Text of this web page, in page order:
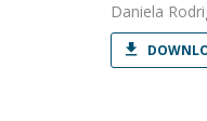
Daniela